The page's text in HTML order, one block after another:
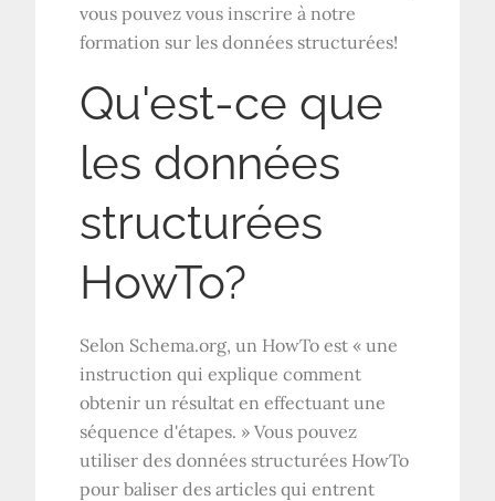
vous pouvez vous inscrire à notre
formation sur les données structurées!
Qu'est-ce que
les données
structurées
HowTo?
Selon Schema.org, un HowTo est « une
instruction qui explique comment
obtenir un résultat en effectuant une
séquence d'étapes. » Vous pouvez
utiliser des données structurées HowTo
pour baliser des articles qui entrent